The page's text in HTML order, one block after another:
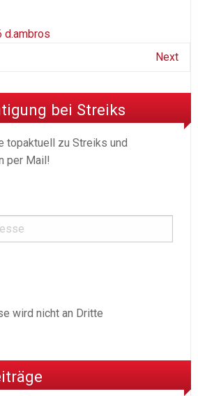
d.ambros
Next
bei Streiks
topaktuell zu Streiks und
per Mail!
wird nicht an Dritte